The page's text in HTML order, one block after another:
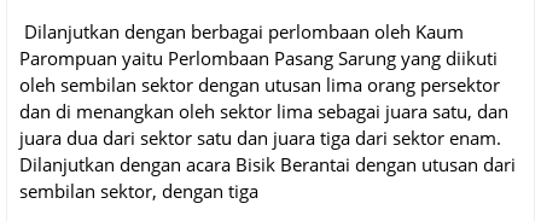
Dilanjutkan dengan berbagai perlombaan oleh Kaum
Parompuan yaitu Perlombaan Pasang Sarung yang diikuti
oleh sembilan sektor dengan utusan lima orang persektor
dan di menangkan oleh sektor lima sebagai juara satu, dan
juara dua dari sektor satu dan juara tiga dari sektor enam.
Dilanjutkan dengan acara Bisik Berantai dengan utusan dari
sembilan sektor, dengan tiga